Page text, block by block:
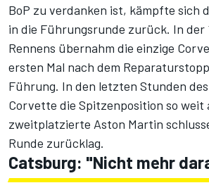
BoP zu verdanken ist, kämpfte sich
in die Führungsrunde zurück. In der
Rennens übernahm die einzige
ersten Mal nach dem
Führung. In den letzten Stunden
Corvette die Spitzenposition so weit
zweitplatzierte Aston Martin
Runde zurücklag.
Catsburg: "Nicht mehr